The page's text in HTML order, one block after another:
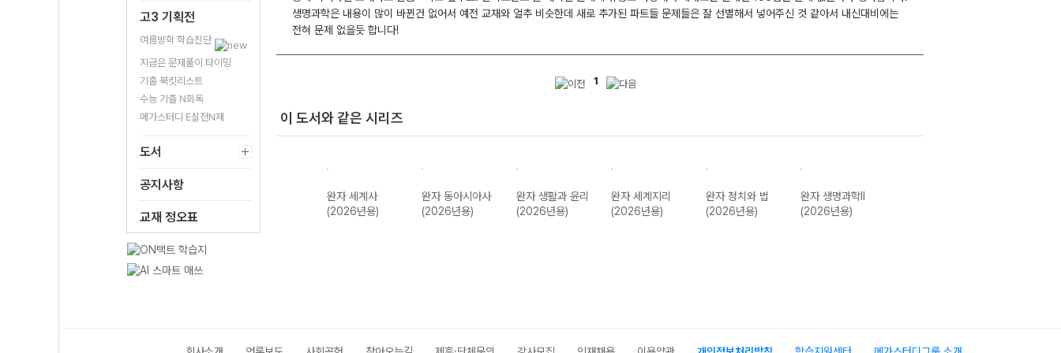
고3 기획전
여름방학 학습진단
지금은 문제풀이 타이밍
기출 북킷리스트
수능 기출 N회독
메가스터디 E실전N제
도서
공지사항
교재 정오표
생명과학은 내용이 많이 바뀐건 없어서 예전 교재와 얼추 비슷한데 새로 추가된 파트들 문제들은 잘 선별해서 넣어주신 것 같아서 내신대비에는
전혀 문제 없을듯 합니다!
1
이 도서와 같은 시리즈
회와 윤리-22개
정 (2026년)
완자 세계사
(2026년용)
완자 동아시아사
(2026년용)
완자 생활과 윤리
(2026년용)
완자 세계지리
(2026년용)
완자 정치와 법
(2026년용)
완자 생명과학II
(2026년용)